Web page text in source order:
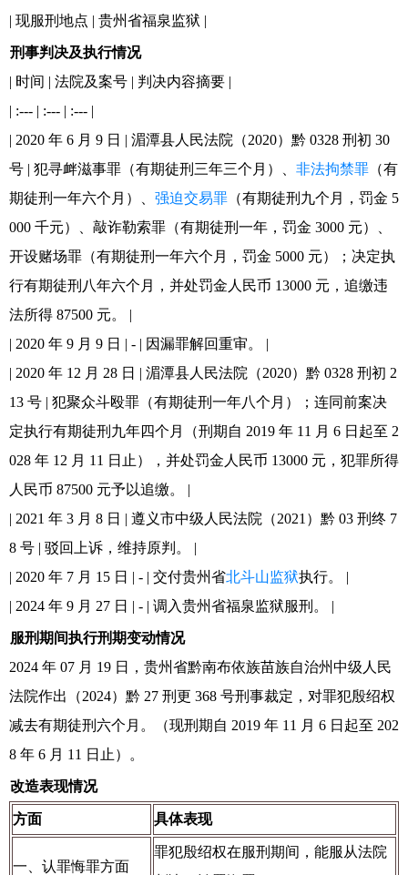
| 现服刑地点 | 贵州省福泉监狱 |
刑事判决及执行情况
| 时间 | 法院及案号 | 判决内容摘要 |
| :--- | :--- | :--- |
| 2020 年 6 月 9 日 | 湄潭县人民法院（2020）黔 0328 刑初 30
号 | 犯寻衅滋事罪（有期徒刑三年三个月）、 非法拘禁罪 （有
期徒刑一年六个月）、 强迫交易罪 （有期徒刑九个月，罚金 5
000 千元）、敲诈勒索罪（有期徒刑一年，罚金 3000 元）、
开设赌场罪（有期徒刑一年六个月，罚金 5000 元）；决定执
行有期徒刑八年六个月，并处罚金人民币 13000 元，追缴违
法所得 87500 元。 |
| 2020 年 9 月 9 日 | - | 因漏罪解回重审。 |
| 2020 年 12 月 28 日 | 湄潭县人民法院（2020）黔 0328 刑初 2
13 号 | 犯聚众斗殴罪（有期徒刑一年八个月）；连同前案决
定执行有期徒刑九年四个月（刑期自 2019 年 11 月 6 日起至 2
028 年 12 月 11 日止），并处罚金人民币 13000 元，犯罪所得
人民币 87500 元予以追缴。 |
| 2021 年 3 月 8 日 | 遵义市中级人民法院（2021）黔 03 刑终 7
8 号 | 驳回上诉，维持原判。 |
| 2020 年 7 月 15 日 | - | 交付贵州省北斗山监狱执行。 |
| 2024 年 9 月 27 日 | - | 调入贵州省福泉监狱服刑。 |
服刑期间执行刑期变动情况
2024 年 07 月 19 日，贵州省黔南布依族苗族自治州中级人民
法院作出（2024）黔 27 刑更 368 号刑事裁定，对罪犯殷绍权
减去有期徒刑六个月。（现刑期自 2019 年 11 月 6 日起至 202
8 年 6 月 11 日止）。
改造表现情况
方面 具体表现
一、认罪悔罪方面
罪犯殷绍权在服刑期间，能服从法院